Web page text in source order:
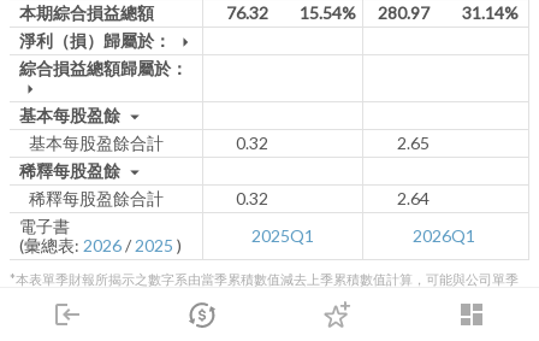
login dashboard
市場 登入
本期綜合損益總額 76.32 15.54% 280.97
31.14%
淨利（損）歸屬於：
arrow_drop_down
綜合損益總額歸屬於：
arrow_drop_down
基本每股盈餘 arrow_drop_down
基本每股盈餘合計 0.32
2.65
稀釋每股盈餘 arrow_drop_down
稀釋每股盈餘合計 0.32
2.64
電子書
(彙總表: 2026/ 2025 ) 2025Q1 2026Q1
*本表單季財報所揭示之數字系由當季累積數值減去上季累積數值計算，可能與公司單季